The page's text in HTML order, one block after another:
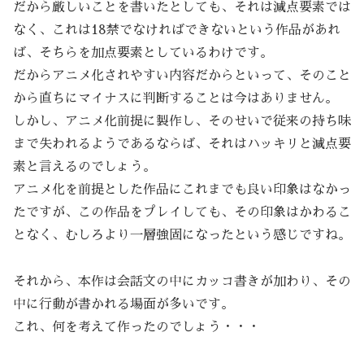
だから厳しいことを書いたとしても、それは減点要素では
なく、これは18禁でなければできないという作品があれ
ば、そちらを加点要素としているわけです。
だからアニメ化されやすい内容だからといって、そのこと
から直ちにマイナスに判断することは今はありません。
しかし、アニメ化前提に製作し、そのせいで従来の持ち味
まで失われるようであるならば、それはハッキリと減点要
素と言えるのでしょう。
アニメ化を前提とした作品にこれまでも良い印象はなかっ
たですが、この作品をプレイしても、その印象はかわるこ
となく、むしろより一層強固になったという感じですね。
それから、本作は会話文の中にカッコ書きが加わり、その
中に行動が書かれる場面が多いです。
これ、何を考えて作ったのでしょう・・・